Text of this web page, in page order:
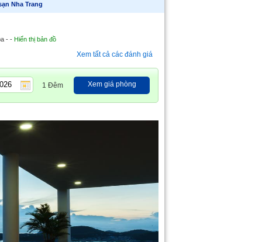
Nha Trang
- - Hiển thị bản đồ
Xem tất cả các đánh giá
1 Đêm Xem giá phòng